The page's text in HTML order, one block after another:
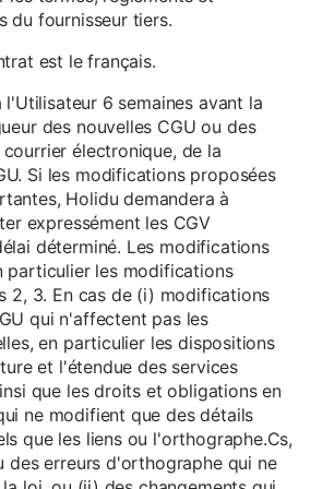
du fournisseur tiers.
est le français.
l'Utilisateur 6 semaines avant la
des nouvelles CGU ou des
électronique, de la
Si les modifications proposées
Holidu demandera à
expressément les CGV
déterminé. Les modifications
particulier les modifications
2, 3. En cas de (i) modifications
qui n'affectent pas les
en particulier les dispositions
et l'étendue des services
que les droits et obligations en
ne modifient que des détails
que les liens ou l'orthographe.Cs,
des erreurs d'orthographe qui ne